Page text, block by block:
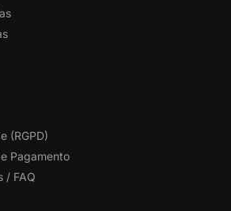
(RGPD)
Pagamento
/ FAQ